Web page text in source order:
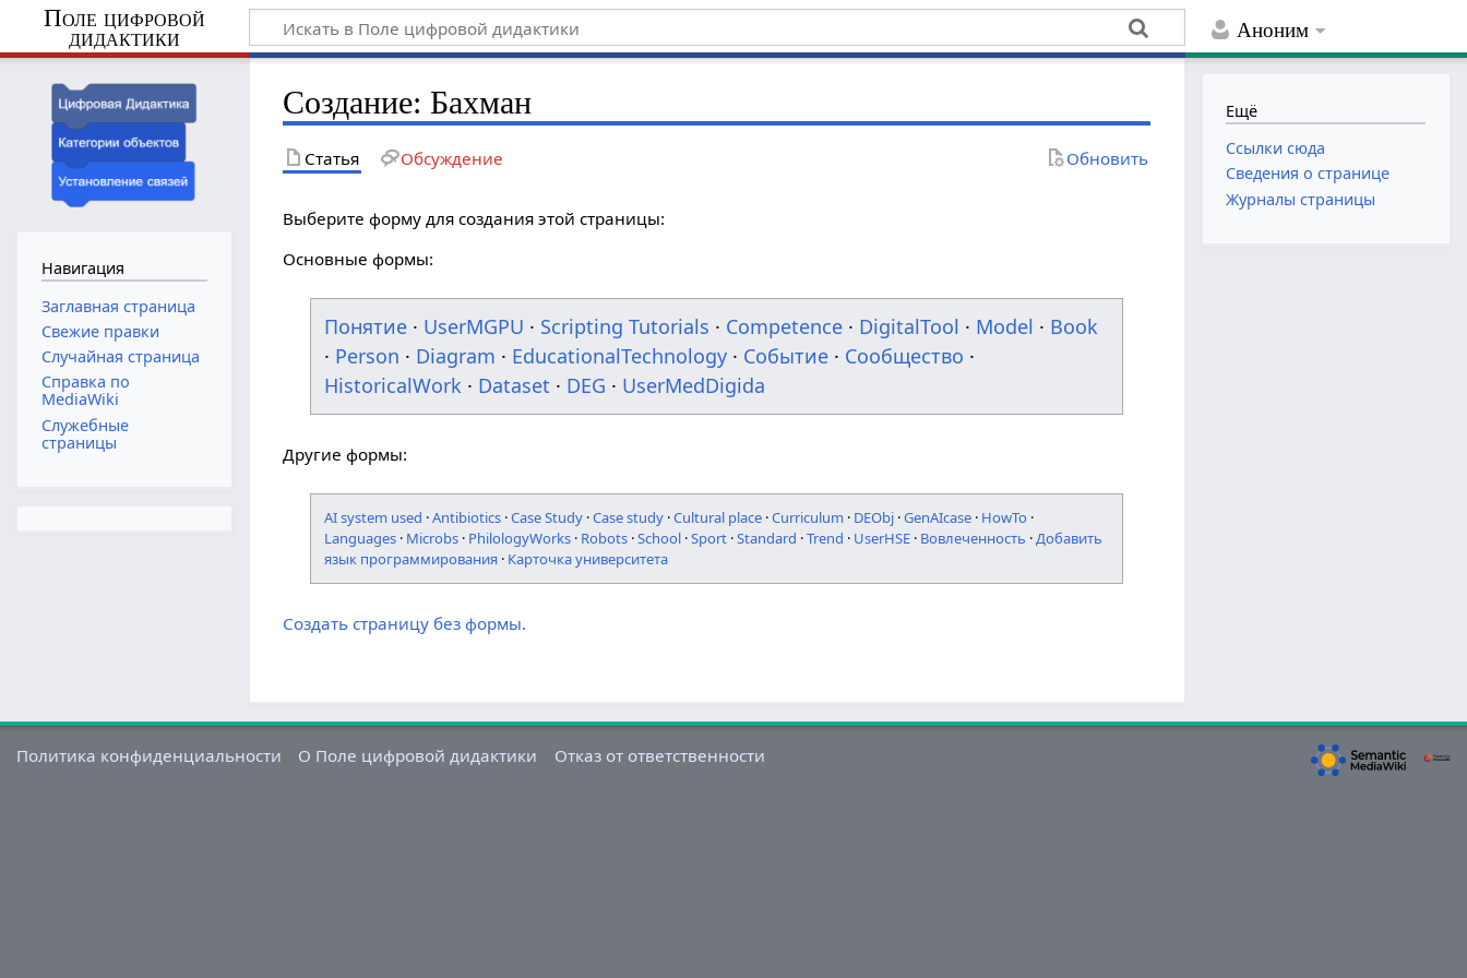
Аноним
Поле цифровой
дидактики
Создание: Бахман
Статья Обсуждение Обновить
Выберите форму для создания этой страницы:
Основные формы:
Понятие · UserMGPU · Scripting Tutorials · Competence · DigitalTool · Model · Book
· Person · Diagram · EducationalTechnology · Событие · Сообщество ·
HistoricalWork · Dataset · DEG · UserMedDigida
Другие формы:
AI system used ·Antibiotics ·Case Study ·Case study ·Cultural place ·Curriculum · DEObj ·GenAIcase · HowTo ·
Languages · Microbs · PhilologyWorks · Robots ·School ·Sport ·Standard ·Trend · UserHSE · Вовлеченность ·Добавить
язык программирования · Карточка университета
Создать страницу без формы.
Навигация
Заглавная страница
Свежие правки
Случайная страница
Справка по
MediaWiki
Служебные
страницы
Ещё
Ссылки сюда
Сведения о странице
Журналы страницы
Политика конфиденциальности О Поле цифровой дидактики Отказ от ответственности